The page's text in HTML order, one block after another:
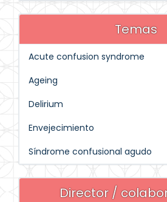
Temas
Acute confusion syndrome
Ageing
Delirium
Envejecimiento
Síndrome confusional agudo
Director /